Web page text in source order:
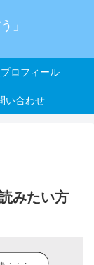
」
ロフィール
い合わせ
みたい方